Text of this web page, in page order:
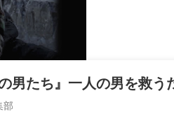
男たち』一人の男を救う
部